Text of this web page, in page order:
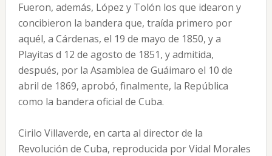
Fueron, además, López y Tolón los que idearon y
concibieron la bandera que, traída primero por
aquél, a Cárdenas, el 19 de mayo de 1850, y a
Playitas d 12 de agosto de 1851, y admitida,
después, por la Asamblea de Guáimaro el 10 de
abril de 1869, aprobó, finalmente, la República
como la bandera oficial de Cuba.
Cirilo Villaverde, en carta al director de la
Revolución de Cuba, reproducida por Vidal Morales